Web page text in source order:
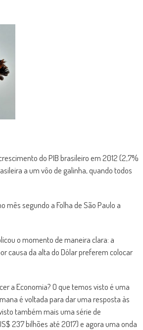
do PIB brasileiro em 2012 (2,7%
a um vôo de galinha, quando todos
segundo a Folha de São Paulo a
o momento de maneira clara: a
causa da alta do Dólar preferem colocar
a Economia? O que temos visto é uma
é voltada para dar uma resposta às
também mais uma série de
237 bilhões até 2017) e agora uma onda